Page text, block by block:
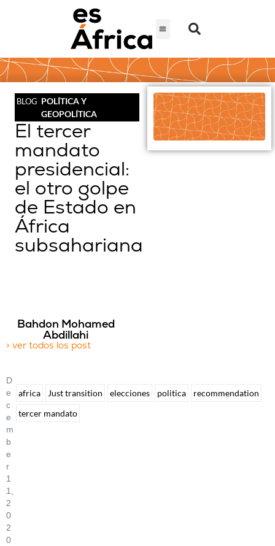
BLOG POLÍTICA Y
GEOPOLÍTICA
El tercer
mandato
presidencial:
el otro golpe
de Estado en
África
subsahariana
Bahdon Mohamed
Abdillahi
> ver todos los post
D
E
C
E
M
B
E
R
1
1,
2
0
2
0
africa Just transition elecciones politica
recommendation
tercer mandato